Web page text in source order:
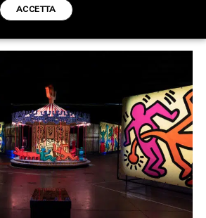
ART & DESIGN
CINEMA
HOUSE
LIFESTYLE
MOTORS
SOUND
SPORT
ACCETTA